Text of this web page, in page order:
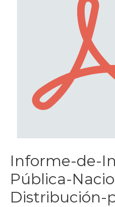
Informe-de-
Pública-
Distribución-